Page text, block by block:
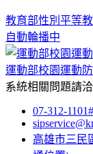
教育部性別平等
自動輪播中
運動部校園運動
系統相關問題請洽
07-312-
高雄市三民